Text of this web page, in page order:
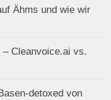
Ähms und wie wir
– Cleanvoice.ai vs.
detoxed von